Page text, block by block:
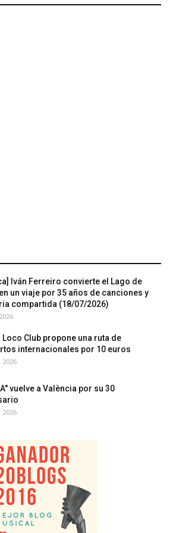
Iván Ferreiro convierte el Lago de
un viaje por 35 años de canciones y
compartida (18/07/2026)
Loco Club propone una ruta de
internacionales por 10 euros
2026
vuelve a València por su 30
2026